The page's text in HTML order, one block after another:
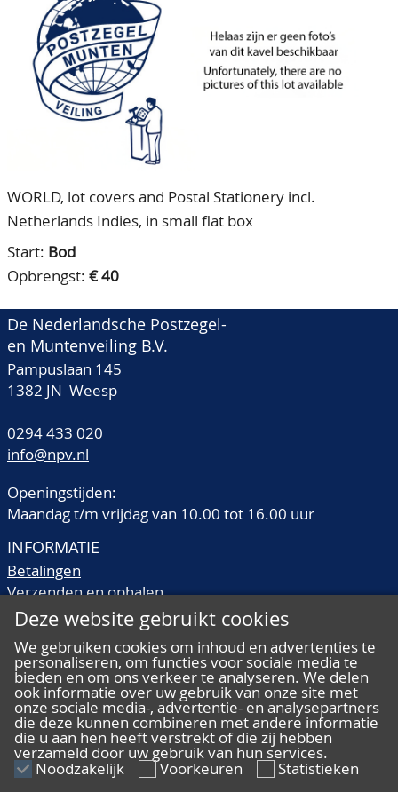
Ons Team
80 jarig bestaan
CONTACT
ACCOUNT
WORLD, lot covers and Postal Stationery incl.
Netherlands Indies, in small flat box
Start: Bod
Opbrengst: € 40
De Nederlandsche Postzegel-
en Muntenveiling B.V.
Pampuslaan 145
1382 JN Weesp
0294 433 020
info@npv.nl
Openingstijden:
Maandag t/m vrijdag van 10.00 tot 16.00 uur
INFORMATIE
Betalingen
Verzenden en ophalen
Veilingtermen
Kwaliteitsomschrijvingen
Veelgestelde vragen
ALGEMEEN
Deze website gebruikt cookies
We gebruiken cookies om inhoud en advertenties te
personaliseren, om functies voor sociale media te
bieden en om ons verkeer te analyseren. We delen
ook informatie over uw gebruik van onze site met
onze sociale media-, advertentie- en analysepartners
die deze kunnen combineren met andere informatie
die u aan hen heeft verstrekt of die zij hebben
verzameld door uw gebruik van hun services.
Noodzakelijk Voorkeuren
Statistieken